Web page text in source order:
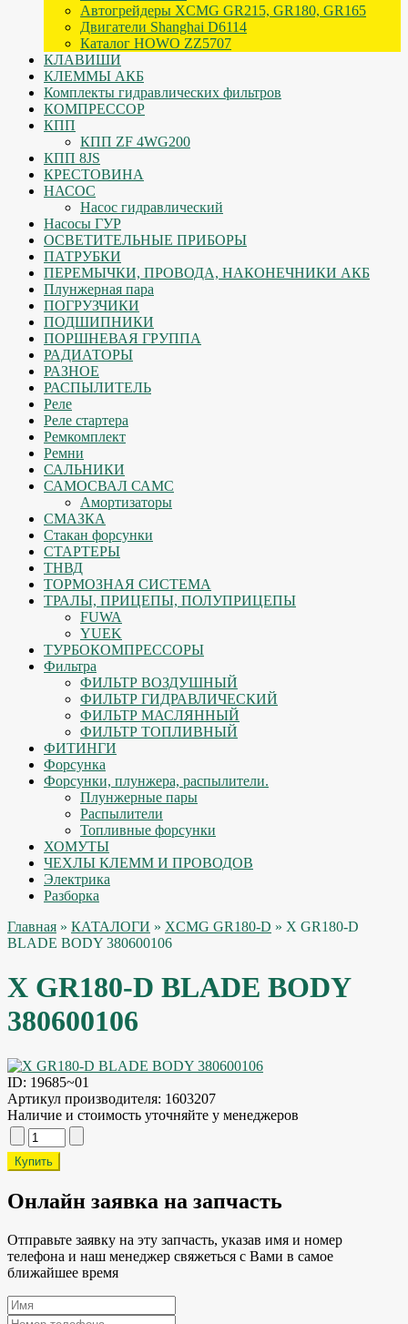
Автогрейдеры XCMG GR215, GR180, GR165
Двигатели Shanghai D6114
Каталог HOWO ZZ5707
КЛАВИШИ
КЛЕММЫ АКБ
Комплекты гидравлических фильтров
КОМПРЕССОР
КПП
КПП ZF 4WG200
КПП 8JS
КРЕСТОВИНА
НАСОС
Насос гидравлический
Насосы ГУР
ОСВЕТИТЕЛЬНЫЕ ПРИБОРЫ
ПАТРУБКИ
ПЕРЕМЫЧКИ, ПРОВОДА, НАКОНЕЧНИКИ АКБ
Плунжерная пара
ПОГРУЗЧИКИ
ПОДШИПНИКИ
ПОРШНЕВАЯ ГРУППА
РАДИАТОРЫ
РАЗНОЕ
РАСПЫЛИТЕЛЬ
Реле
Реле стартера
Ремкомплект
Ремни
САЛЬНИКИ
САМОСВАЛ САМС
Амортизаторы
СМАЗКА
Стакан форсунки
СТАРТЕРЫ
ТНВД
ТОРМОЗНАЯ СИСТЕМА
ТРАЛЫ, ПРИЦЕПЫ, ПОЛУПРИЦЕПЫ
FUWA
YUEK
ТУРБОКОМПРЕССОРЫ
Фильтра
ФИЛЬТР ВОЗДУШНЫЙ
ФИЛЬТР ГИДРАВЛИЧЕСКИЙ
ФИЛЬТР МАСЛЯННЫЙ
ФИЛЬТР ТОПЛИВНЫЙ
ФИТИНГИ
Форсунка
Форсунки, плунжера, распылители.
Плунжерные пары
Распылители
Топливные форсунки
ХОМУТЫ
ЧЕХЛЫ КЛЕММ И ПРОВОДОВ
Электрика
Разборка
Главная » КАТАЛОГИ » XCMG GR180-D » X GR180-D
BLADE BODY 380600106
X GR180-D BLADE BODY
380600106
ID: 19685~01
Артикул производителя: 1603207
Наличие и стоимость уточняйте у менеджеров
Онлайн заявка на запчасть
Отправьте заявку на эту запчасть, указав имя и номер
телефона и наш менеджер свяжеться с Вами в самое
ближайшее время